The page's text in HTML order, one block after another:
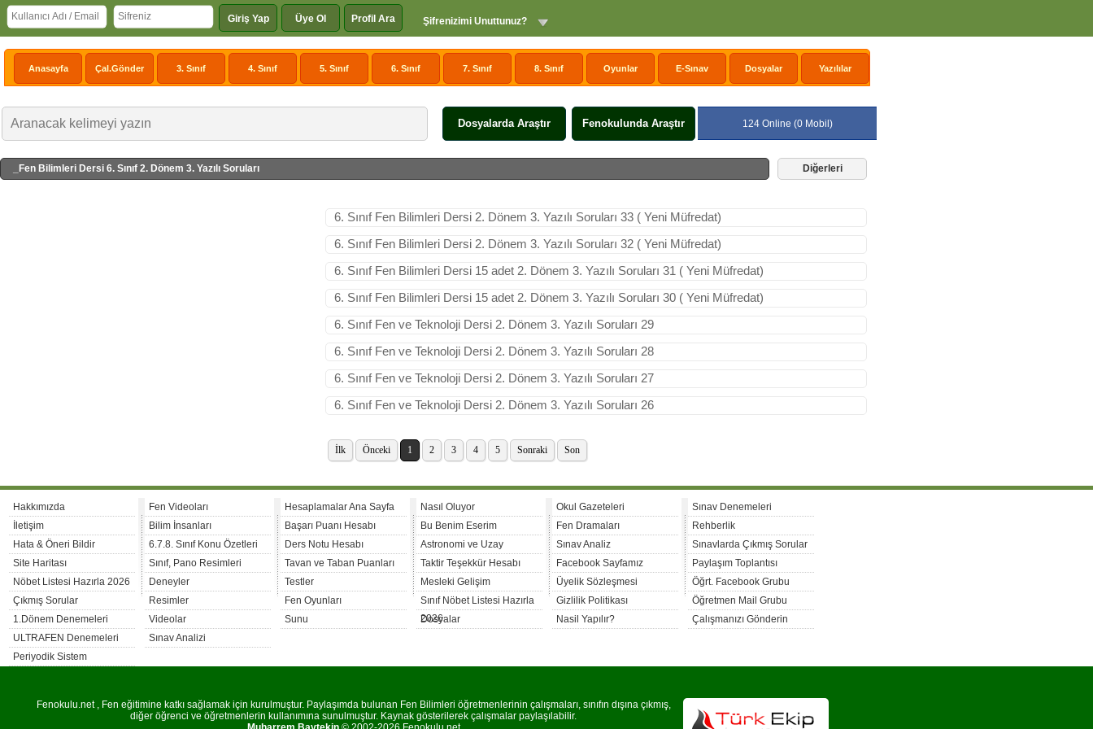
Giriş Yap Üye Ol Profil Ara Şifrenizimi Unuttunuz?
Anasayfa Çal.Gönder 3. Sınıf 4. Sınıf 5. Sınıf 6. Sınıf 7. Sınıf 8. Sınıf Oyunlar E-Sınav Dosyalar Yazılılar
Dosyalarda Araştır Fenokulunda Araştır 124 Online (0 Mobil)
_Fen Bilimleri Dersi 6. Sınıf 2. Dönem 3. Yazılı Soruları Diğerleri
6. Sınıf Fen Bilimleri Dersi 2. Dönem 3. Yazılı Soruları 33 ( Yeni Müfredat)
6. Sınıf Fen Bilimleri Dersi 2. Dönem 3. Yazılı Soruları 32 ( Yeni Müfredat)
6. Sınıf Fen Bilimleri Dersi 15 adet 2. Dönem 3. Yazılı Soruları 31 ( Yeni Müfredat)
6. Sınıf Fen Bilimleri Dersi 15 adet 2. Dönem 3. Yazılı Soruları 30 ( Yeni Müfredat)
6. Sınıf Fen ve Teknoloji Dersi 2. Dönem 3. Yazılı Soruları 29
6. Sınıf Fen ve Teknoloji Dersi 2. Dönem 3. Yazılı Soruları 28
6. Sınıf Fen ve Teknoloji Dersi 2. Dönem 3. Yazılı Soruları 27
6. Sınıf Fen ve Teknoloji Dersi 2. Dönem 3. Yazılı Soruları 26
İlk Önceki 1 2 3 4 5 Sonraki Son
Hakkımızda
İletişim
Hata & Öneri Bildir
Site Haritası
Nöbet Listesi Hazırla 2026
Çıkmış Sorular
1.Dönem Denemeleri
ULTRAFEN Denemeleri
Periyodik Sistem
Fen Videoları
Bilim İnsanları
6.7.8. Sınıf Konu Özetleri
Sınıf, Pano Resimleri
Deneyler
Resimler
Videolar
Sınav Analizi
Hesaplamalar Ana Sayfa
Başarı Puanı Hesabı
Ders Notu Hesabı
Tavan ve Taban Puanları
Testler
Fen Oyunları
Sunu
Nasıl Oluyor
Bu Benim Eserim
Astronomi ve Uzay
Taktir Teşekkür Hesabı
Mesleki Gelişim
Sınıf Nöbet Listesi Hazırla
2026
Dosyalar
Okul Gazeteleri
Fen Dramaları
Sınav Analiz
Facebook Sayfamız
Üyelik Sözleşmesi
Gizlilik Politikası
Nasil Yapılır?
Sınav Denemeleri
Rehberlik
Sınavlarda Çıkmış Sorular
Paylaşım Toplantısı
Öğrt. Facebook Grubu
Öğretmen Mail Grubu
Çalışmanızı Gönderin
Fenokulu.net , Fen eğitimine katkı sağlamak için kurulmuştur. Paylaşımda bulunan Fen Bilimleri öğretmenlerinin çalışmaları, sınıfın dışına çıkmış,
diğer öğrenci ve öğretmenlerin kullanımına sunulmuştur. Kaynak gösterilerek çalışmalar paylaşılabilir.